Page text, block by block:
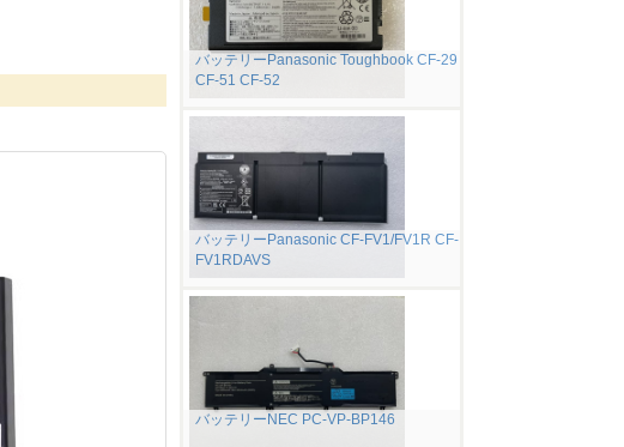
バッテリーPanasonic Toughbook CF-29
CF-51 CF-52
バッテリーPanasonic CF-FV1/FV1R CF-
FV1RDAVS
バッテリーNEC PC-VP-BP146